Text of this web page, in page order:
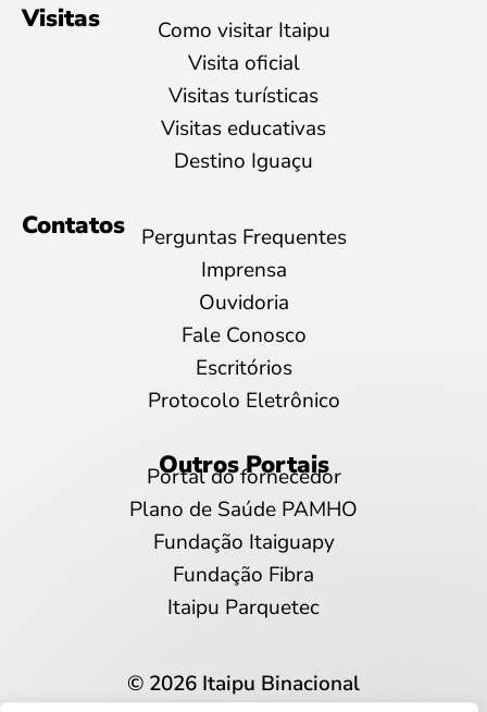
Visitas
Como visitar Itaipu
Visita oficial
Visitas turísticas
Visitas educativas
Destino Iguaçu
Contatos
Perguntas Frequentes
Imprensa
Ouvidoria
Fale Conosco
Escritórios
Protocolo Eletrônico
Outros Portais
Portal do fornecedor
Plano de Saúde PAMHO
Fundação Itaiguapy
Fundação Fibra
Itaipu Parquetec
© 2026 Itaipu Binacional